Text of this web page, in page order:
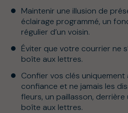
Maintenir une illusion de
éclairage programmé, un
régulier d’un voisin.
Éviter que votre courrier ne
boîte aux lettres.
Confier vos clés
confiance et ne jamais les
fleurs, un paillasson,
boîte aux lettres.